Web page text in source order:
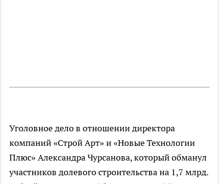
Уголовное дело в отношении директора
компаний «Строй Арт» и «Новые Технологии
Плюс» Александра Чурсанова, который обманул
участников долевого строительства на 1,7 млрд.